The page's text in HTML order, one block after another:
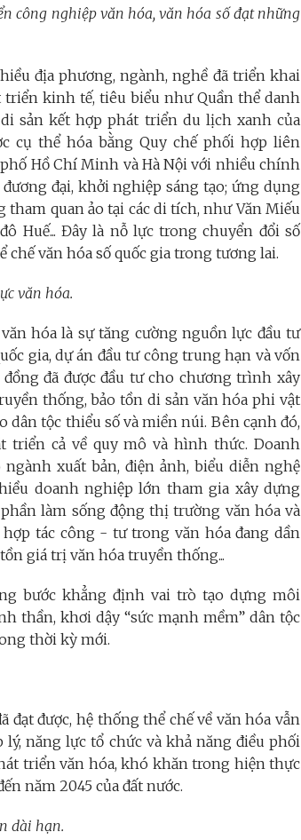
công nghiệp văn hóa, văn hóa số đạt những
địa phương, ngành, nghề đã triển khai
kinh tế, tiêu biểu như Quần thể danh
sản kết hợp phát triển du lịch xanh của
cụ thể hóa bằng Quy chế phối hợp liên
Hồ Chí Minh và Hà Nội với nhiều chính
đại, khởi nghiệp sáng tạo; ứng dụng
quan ảo tại các di tích, như Văn Miếu
Huế... Đây là nỗ lực trong chuyển đổi số
văn hóa số quốc gia trong tương lai.
văn hóa.
hóa là sự tăng cường nguồn lực đầu tư
gia, dự án đầu tư công trung hạn và vốn
đã được đầu tư cho chương trình xây
thống, bảo tồn di sản văn hóa phi vật
dân tộc thiểu số và miền núi. Bên cạnh đó,
triển cả về quy mô và hình thức. Doanh
xuất bản, điện ảnh, biểu diễn nghệ
doanh nghiệp lớn tham gia xây dựng
làm sống động thị trường văn hóa và
tác công - tư trong văn hóa đang dần
giá trị văn hóa truyền thống...
bước khẳng định vai trò tạo dựng môi
thần, khơi dậy “sức mạnh mềm” dân tộc
thời kỳ mới.
được, hệ thống thể chế về văn hóa vẫn
năng lực tổ chức và khả năng điều phối
triển văn hóa, khó khăn trong hiện thực
đến năm 2045 của đất nước.
dài hạn.